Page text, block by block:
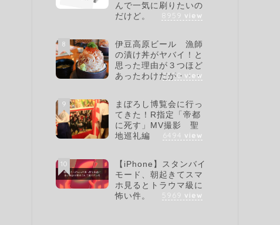
んで一気に刷りたいの
だけど。
8959 view
8
伊豆高原ビール 漁師
の漬け丼がヤバイ！と
思った理由が３つほど
あったわけだが・・・
7570 view
9
まぼろし博覧会に行っ
てきた！R指定「帝都
に死す」MV撮影 聖
地巡礼編
6494 view
10
【iPhone】スタンバイ
モード、朝起きてスマ
ホ見るとトラウマ級に
怖い件。
5969 view